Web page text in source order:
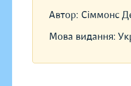
Автор: Сіммонс
Мова видання: